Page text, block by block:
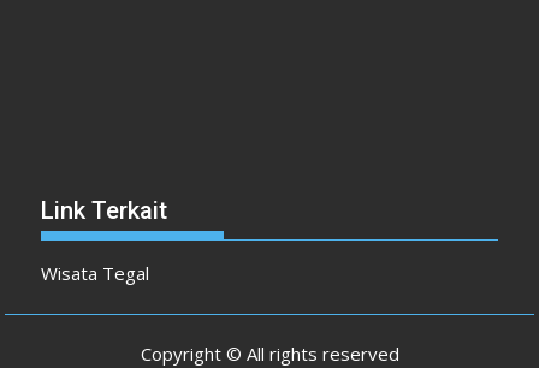
Link Terkait
Wisata Tegal
Copyright © All rights reserved